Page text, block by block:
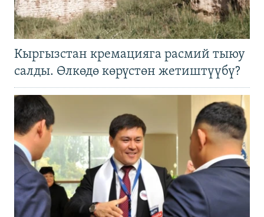
Кыргызстан кремацияга расмий тыюу
салды. Өлкөдө көрүстөн жетиштүүбү?